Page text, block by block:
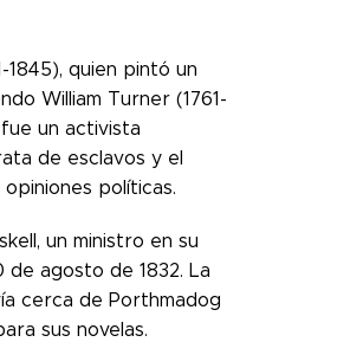
1845), quien pintó un
William Turner (1761-
un activista
de esclavos y el
políticas.
un ministro en su
agosto de 1832. La
cerca de Porthmadog
sus novelas.